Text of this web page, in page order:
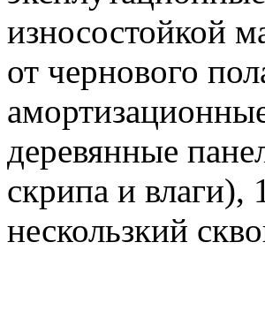
износостойкой
от чернового
деревянные
скрипа и
нескользкий